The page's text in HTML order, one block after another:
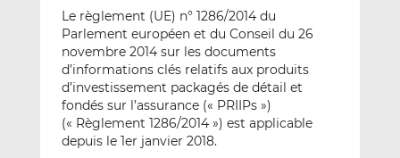
r
e
m
a
i
l
u
r
L
i
n
k
e
u
r
F
a
c
e
b
Le règlement (UE) n° 1286/2014 du
Parlement européen et du Conseil du 26
novembre 2014 sur les documents
d’informations clés relatifs aux produits
d’investissement packagés de détail et
fondés sur l’assurance (« PRIIPs »)
(« Règlement 1286/2014 ») est applicable
depuis le 1er janvier 2018.